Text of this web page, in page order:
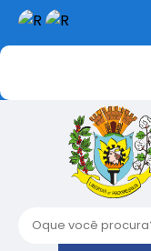
Oque você procura?